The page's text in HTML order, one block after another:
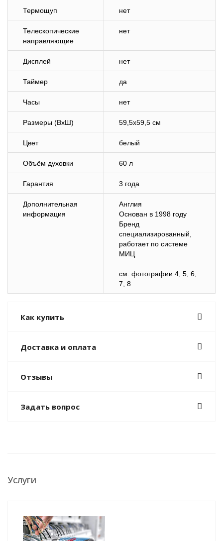
Термощуп нет
Телескопические
направляющие
нет
Дисплей нет
Таймер да
Часы нет
Размеры (ВхШ) 59,5х59,5 см
Цвет белый
Объём духовки 60 л
Гарантия 3 года
Дополнительная
информация
Англия
Основан в 1998 году
Бренд
специализированный,
работает по системе
МИЦ
см. фотографии 4, 5, 6,
7, 8
Как купить
Доставка и оплата
Отзывы
Задать вопрос
Услуги